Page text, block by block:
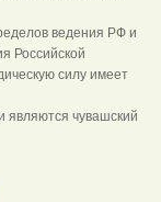
ведения РФ и
Российской
силу имеет
являются чувашский